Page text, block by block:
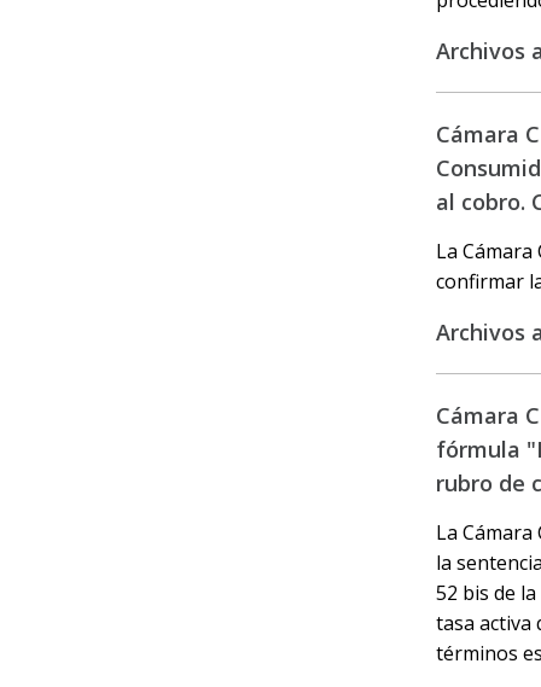
Archivos
Cámara
al cobro.
La Cámara
confirmar
Archivos
Cámara
fórmula
rubro de
La Cámara
la
52 bis de
tasa activa
términos